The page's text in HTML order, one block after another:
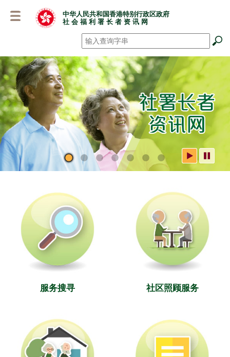
容
中华人民共和国香港特别行政区政府
社 会 福 利 署 长 者 资 讯 网
搜寻 *
社署长者资讯网
服务搜寻 社区照顾服务